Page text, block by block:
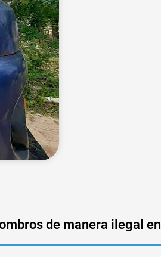
de manera ilegal en